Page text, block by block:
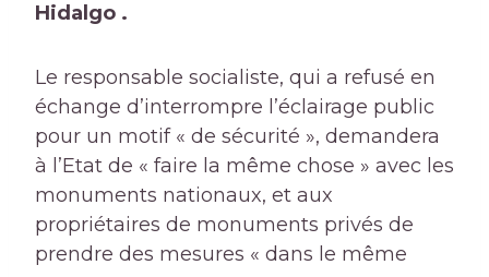
Hidalgo .
Le responsable socialiste, qui a refusé en
échange d’interrompre l’éclairage public
pour un motif « de sécurité », demandera
à l’Etat de « faire la même chose » avec les
monuments nationaux, et aux
propriétaires de monuments privés de
prendre des mesures « dans le même